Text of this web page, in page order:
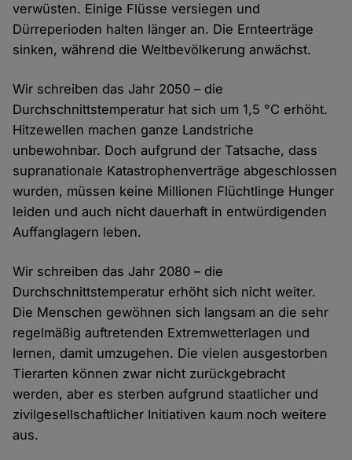
verwüsten. Einige Flüsse versiegen und
Dürreperioden halten länger an. Die Ernteerträge
sinken, während die Weltbevölkerung anwächst.
Wir schreiben das Jahr 2050 – die
Durchschnittstemperatur hat sich um 1,5 °C erhöht.
Hitzewellen machen ganze Landstriche
unbewohnbar. Doch aufgrund der Tatsache, dass
supranationale Katastrophenverträge abgeschlossen
wurden, müssen keine Millionen Flüchtlinge Hunger
leiden und auch nicht dauerhaft in entwürdigenden
Auffanglagern leben.
Wir schreiben das Jahr 2080 – die
Durchschnittstemperatur erhöht sich nicht weiter.
Die Menschen gewöhnen sich langsam an die sehr
regelmäßig auftretenden Extremwetterlagen und
lernen, damit umzugehen. Die vielen ausgestorben
Tierarten können zwar nicht zurückgebracht
werden, aber es sterben aufgrund staatlicher und
zivilgesellschaftlicher Initiativen kaum noch weitere
aus.